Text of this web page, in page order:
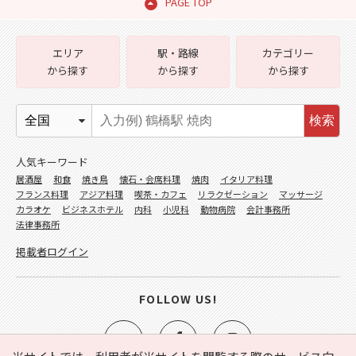
エリア
から探す
駅・路線
から探す
カテゴリー
から探す
検索
人気キーワード
居酒屋 和食 焼き鳥 懐石・会席料理 焼肉
イタリア料理
フランス料理
アジア料理 喫茶・カフェ リラクゼーション
マッサージ
カラオケ
ビジネスホテル 内科 小児科 動物病院
会計事務所
法律事務所
掲載者ログイン
FOLLOW US!